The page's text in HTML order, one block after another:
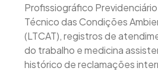
Profissiográfico
Técnico das Condições
(LTCAT), registros de
do trabalho e medicina
histórico de reclamações